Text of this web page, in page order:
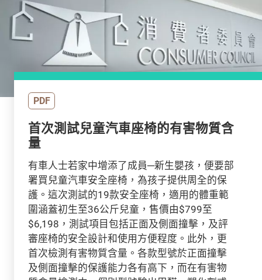
PDF
首次測試兒童汽車座椅的有害物質含
量
有車人士若家中增添了成員─新生嬰孩，便要部
署買兒童汽車安全座椅，為孩子提供周全的保
護。這次測試的19款安全座椅，適用的體重範
圍涵蓋初生至36公斤兒童，售價由$799至
$6,198，測試項目包括正面及側面撞擊，及評
審座椅的安全設計和使用方便程度。此外，更
首次檢測有害物質含量。各款型號於正面撞擊
及側面撞擊的保護能力各有高下，而在有害物